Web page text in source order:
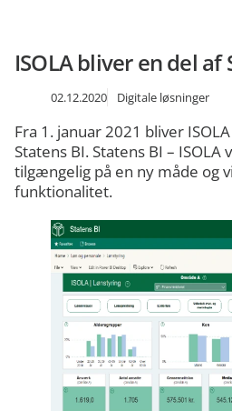
ISOLA bliver en del af
02.12.2020 Digitale løsninger
Fra 1. januar 2021 bliver
Statens BI. Statens BI –
tilgængelig på en ny måde og
funktionalitet.